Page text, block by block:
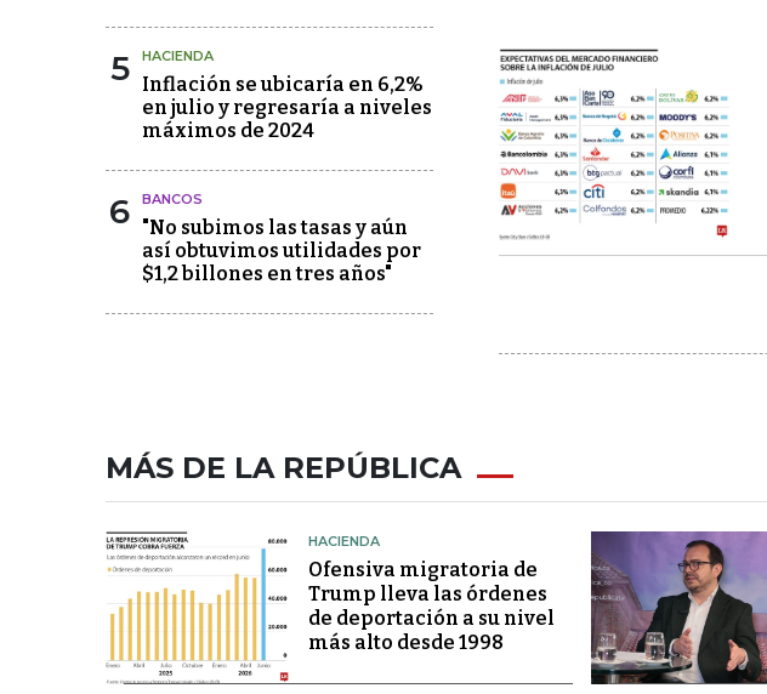
5 HACIENDA
Inflación se ubicaría en 6,2%
en julio y regresaría a niveles
máximos de 2024
6 BANCOS
"No subimos las tasas y aún
así obtuvimos utilidades por
$1,2 billones en tres años"
MÁS DE LA REPÚBLICA
HACIENDA
Ofensiva migratoria de
Trump lleva las órdenes
de deportación a su nivel
más alto desde 1998